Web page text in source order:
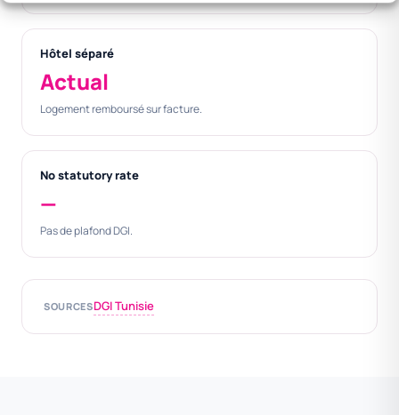
Hôtel séparé
Actual
Logement remboursé sur facture.
No statutory rate
—
Pas de plafond DGI.
SOURCESDGI Tunisie